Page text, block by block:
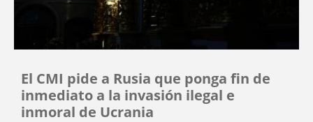
El CMI pide a Rusia que ponga fin de
inmediato a la invasión ilegal e
inmoral de Ucrania